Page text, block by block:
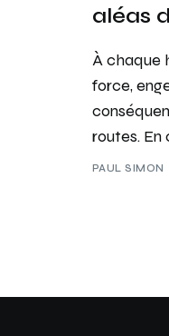
aléas
À chaque
force,
routes. En
PAUL SIMON